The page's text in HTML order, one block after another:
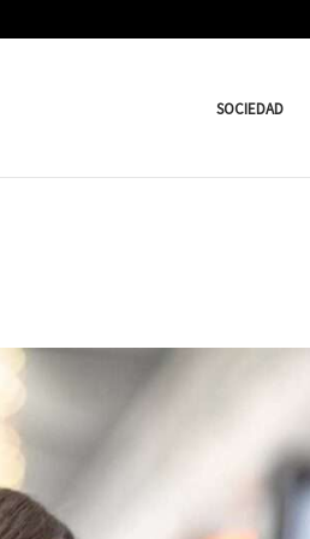
SOCIEDAD